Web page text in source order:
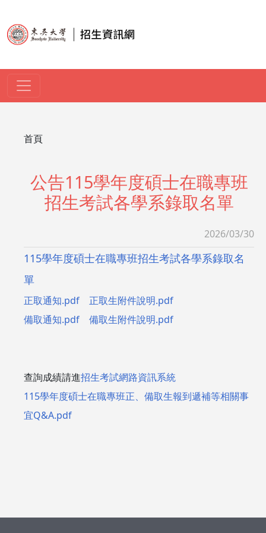
導航連結
首頁
公告115學年度碩士在職專班
招生考試各學系錄取名單
2026/03/30
115學年度碩士在職專班招生考試各學系錄取名
單
正取通知.pdf
正取生附件說明.pdf
備取通知.pdf
備取生附件說明.pdf
查詢成績請進招生考試網路資訊系統
115學年度碩士在職專班正、備取生報到遞補等相關事
宜Q&A.pdf